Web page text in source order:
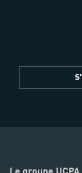
informés